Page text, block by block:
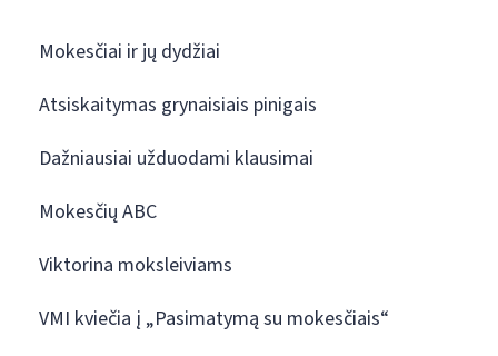
Mokesčiai ir jų dydžiai
Atsiskaitymas grynaisiais pinigais
Dažniausiai užduodami klausimai
Mokesčių ABC
Viktorina moksleiviams
VMI kviečia į „Pasimatymą su mokesčiais“